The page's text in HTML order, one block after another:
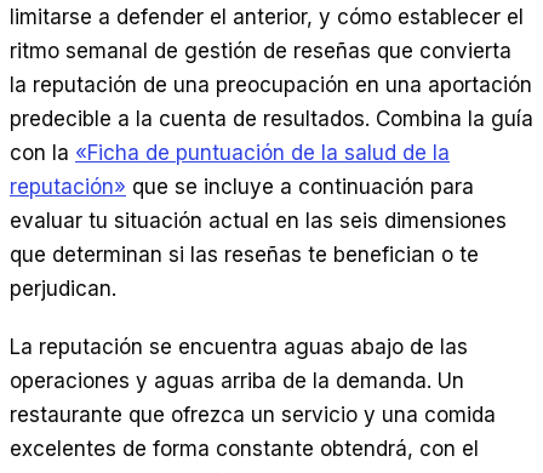
limitarse a defender el anterior, y cómo establecer el
ritmo semanal de gestión de reseñas que convierta
la reputación de una preocupación en una aportación
predecible a la cuenta de resultados. Combina la guía
con la «Ficha de puntuación de la salud de la
reputación» que se incluye a continuación para
evaluar tu situación actual en las seis dimensiones
que determinan si las reseñas te benefician o te
perjudican.
La reputación se encuentra aguas abajo de las
operaciones y aguas arriba de la demanda. Un
restaurante que ofrezca un servicio y una comida
excelentes de forma constante obtendrá, con el